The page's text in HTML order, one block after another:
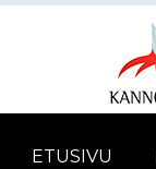
ETUSIVU